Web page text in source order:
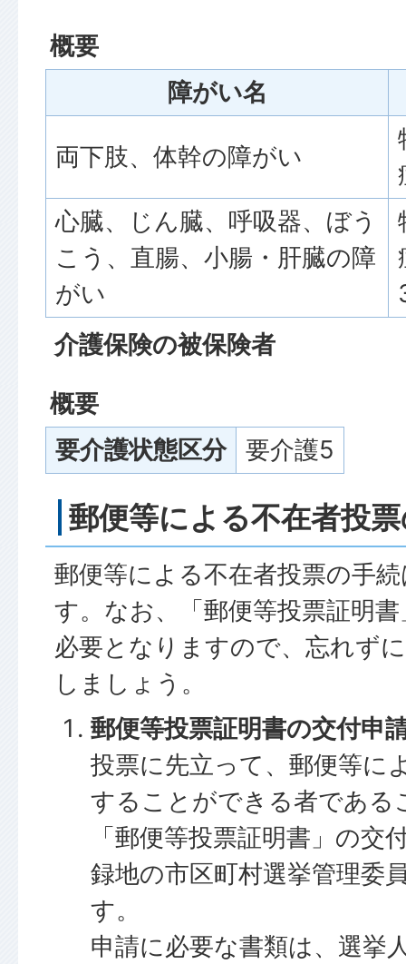
概要
障がい名
両下肢、体幹の障がい
心臓、じん臓、呼吸器、ぼう
こう、直腸、小腸・肝臓の障
がい
介護保険の被保険者
概要
要介護状態区分
要介護5
郵便等による不在者投
郵便等による不在者投票の手
す。なお、「郵便等投票証明
必要となりますので、忘れず
しましょう。
郵便等投票証明書の交付申
投票に先立って、郵便等に
することができる者である
「郵便等投票証明書」の交
録地の市区町村選挙管理委
す。
申請に必要な書類は、選挙